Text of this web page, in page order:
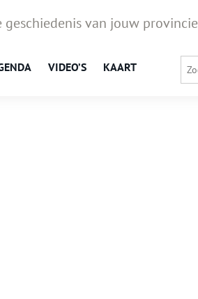
geschiedenis van jouw provincie
VIDEO’S KAART